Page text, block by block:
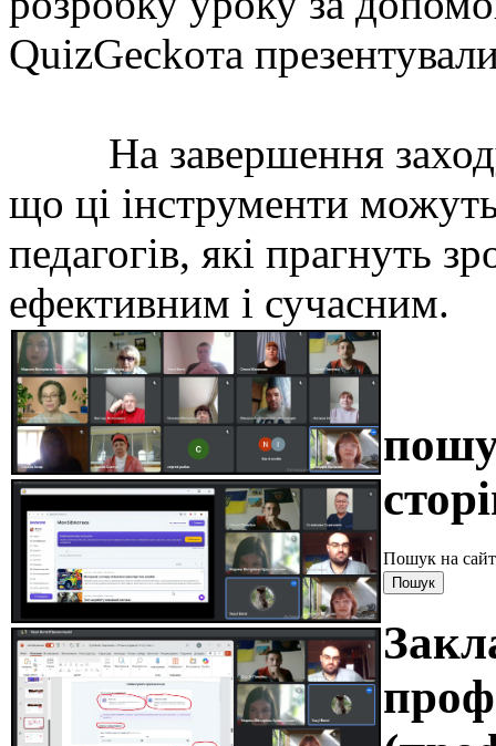
QuizGeckoта
На завершення заходу
що ці інструменти
педагогів, які прагнуть
ефективним і сучасним.
Пошук на